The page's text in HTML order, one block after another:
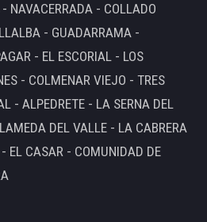
NAVACERRADA - COLLADO
- GUADARRAMA -
- EL ESCORIAL - LOS
- COLMENAR VIEJO - TRES
- ALPEDRETE - LA SERNA DEL
DEL VALLE - LA CABRERA
EL CASAR - COMUNIDAD DE